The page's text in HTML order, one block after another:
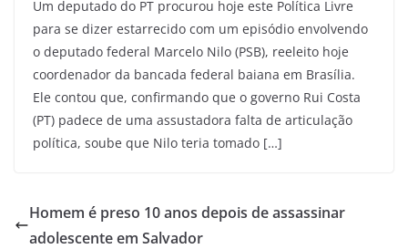
Um deputado do PT procurou hoje este Política Livre
para se dizer estarrecido com um episódio envolvendo
o deputado federal Marcelo Nilo (PSB), reeleito hoje
coordenador da bancada federal baiana em Brasília.
Ele contou que, confirmando que o governo Rui Costa
(PT) padece de uma assustadora falta de articulação
política, soube que Nilo teria tomado […]
Homem é preso 10 anos depois de assassinar
adolescente em Salvador